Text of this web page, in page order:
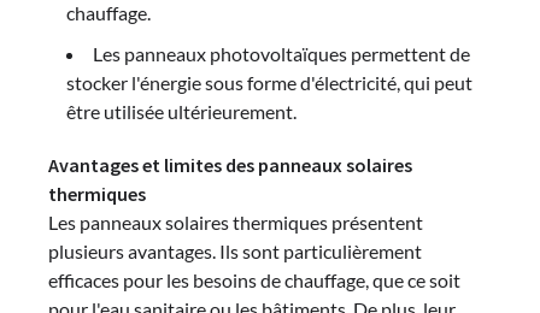
chauffage.
Les panneaux photovoltaïques permettent de
stocker l'énergie sous forme d'électricité, qui peut
être utilisée ultérieurement.
Avantages et limites des panneaux solaires
thermiques
Les panneaux solaires thermiques présentent
plusieurs avantages. Ils sont particulièrement
efficaces pour les besoins de chauffage, que ce soit